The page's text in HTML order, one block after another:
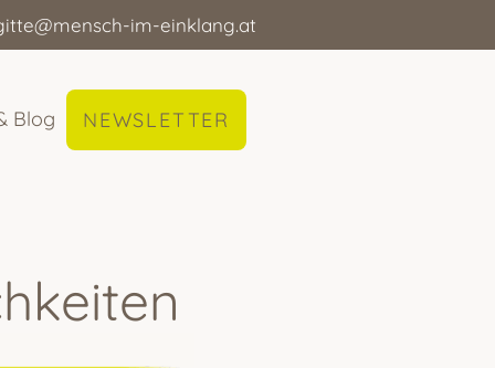
im-einklang.at
Blog NEWSLETTER